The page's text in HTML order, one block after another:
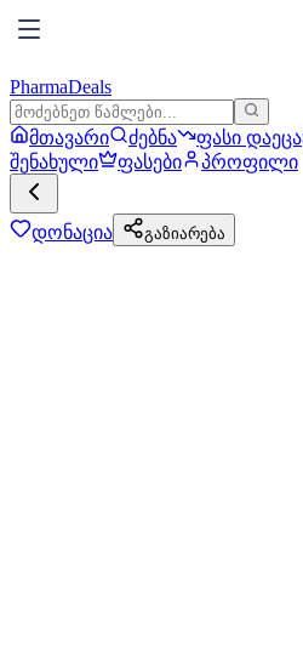
PharmaDeals
მთავარი ძებნა ფასი დაეცა
შენახული
ფასები პროფილი
დონაცია გაზიარება